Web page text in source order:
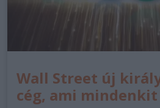
Wall Street új
cég, ami